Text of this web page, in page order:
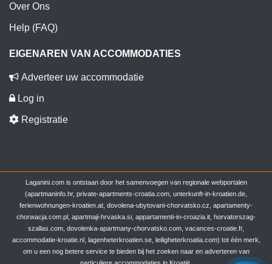
Over Ons
Help (FAQ)
EIGENAREN VAN ACCOMMODATIES
Adverteer uw accommodatie
Log in
Registratie
Laganini.com is ontstaan door het samenvoegen van regionale webportalen
(apartmaninfo.hr, private-apartments-croatia.com, unterkunft-in-kroatien.de,
ferienwohnungen-kroatien.at, dovolena-ubytovani-chorvatsko.cz, apartamenty-
chorwacja.com.pl, apartmaji-hrvaska.si, appartamenti-in-croazia.it, horvatorszag-
szallas.com, dovolenka-apartmany-chorvatsko.com, vacances-croatie.fr,
accommodatie-kroatie.nl, lagenheterkroatien.se, leiligheterkroatia.com) tot één merk,
om u een nog betere service te bieden bij het zoeken naar en adverteren van